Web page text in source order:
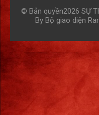
© Bản quyền2026 SỰ
By Bộ giao diện